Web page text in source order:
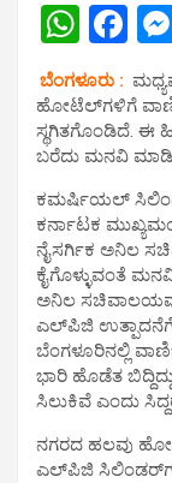
W
h
at
s
p
p
F
a
ce
b
o
k
ಬೆಂಗಳೂರು :
ಹೋಟೆಲ್‌ಗಳಿಗೆ
ಸ್ಥಗಿತಗೊಂಡಿದೆ. ಈ
ಬರೆದು ಮನವಿ
ಕಮರ್ಷಿಯಲ್
ಕರ್ನಾಟಕ
ನೈಸರ್ಗಿಕ ಅನಿಲ
ಕೈಗೊಳ್ಳುವಂತೆ
ಅನಿಲ
ಎಲ್‌ಪಿಜಿ ಉತ್ಪಾದನೆಗೆ
ಬೆಂಗಳೂರಿನಲ್ಲಿ
ಭಾರಿ ಹೊಡೆತ
ಸಿಲುಕಿವೆ ಎಂದು
ನಗರದ ಹಲವು
ಎಲ್‌ಪಿಜಿ